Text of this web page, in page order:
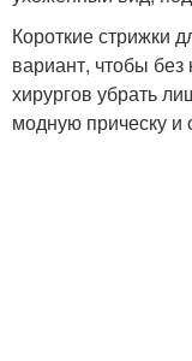
Короткие стрижки
вариант, чтобы без
хирургов убрать
модную прическу и